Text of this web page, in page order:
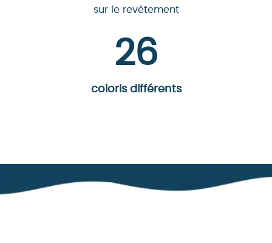
sur le revêtement
26
coloris différents